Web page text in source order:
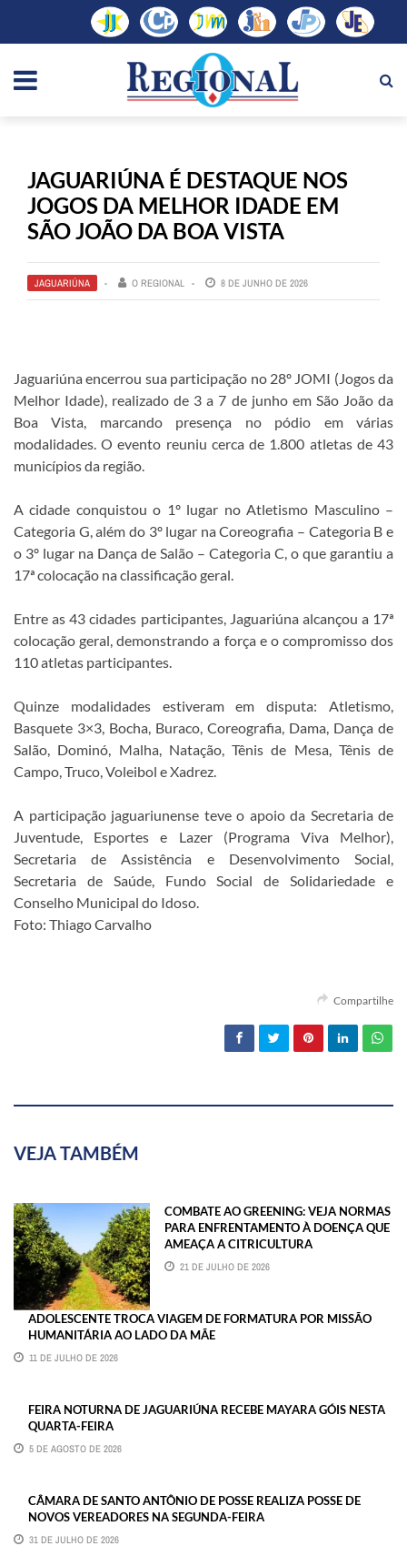
JAGUARIÚNA É DESTAQUE NOS
JOGOS DA MELHOR IDADE EM
SÃO JOÃO DA BOA VISTA
JAGUARIÚNA O REGIONAL 8 DE JUNHO DE 2026
Jaguariúna encerrou sua participação no 28º JOMI (Jogos da
Melhor Idade), realizado de 3 a 7 de junho em São João da
Boa Vista, marcando presença no pódio em várias
modalidades. O evento reuniu cerca de 1.800 atletas de 43
municípios da região.
A cidade conquistou o 1º lugar no Atletismo Masculino –
Categoria G, além do 3º lugar na Coreografia – Categoria B e
o 3º lugar na Dança de Salão – Categoria C, o que garantiu a
17ª colocação na classificação geral.
Entre as 43 cidades participantes, Jaguariúna alcançou a 17ª
colocação geral, demonstrando a força e o compromisso dos
110 atletas participantes.
Quinze modalidades estiveram em disputa: Atletismo,
Basquete 3×3, Bocha, Buraco, Coreografia, Dama, Dança de
Salão, Dominó, Malha, Natação, Tênis de Mesa, Tênis de
Campo, Truco, Voleibol e Xadrez.
A participação jaguariunense teve o apoio da Secretaria de
Juventude, Esportes e Lazer (Programa Viva Melhor),
Secretaria de Assistência e Desenvolvimento Social,
Secretaria de Saúde, Fundo Social de Solidariedade e
Conselho Municipal do Idoso.
Foto: Thiago Carvalho
Compartilhe
VEJA TAMBÉM
COMBATE AO GREENING: VEJA NORMAS
PARA ENFRENTAMENTO À DOENÇA QUE
AMEAÇA A CITRICULTURA
21 DE JULHO DE 2026
ADOLESCENTE TROCA VIAGEM DE FORMATURA POR MISSÃO
HUMANITÁRIA AO LADO DA MÃE
11 DE JULHO DE 2026
FEIRA NOTURNA DE JAGUARIÚNA RECEBE MAYARA GÓIS NESTA
QUARTA-FEIRA
5 DE AGOSTO DE 2026
CÂMARA DE SANTO ANTÔNIO DE POSSE REALIZA POSSE DE
NOVOS VEREADORES NA SEGUNDA-FEIRA
31 DE JULHO DE 2026